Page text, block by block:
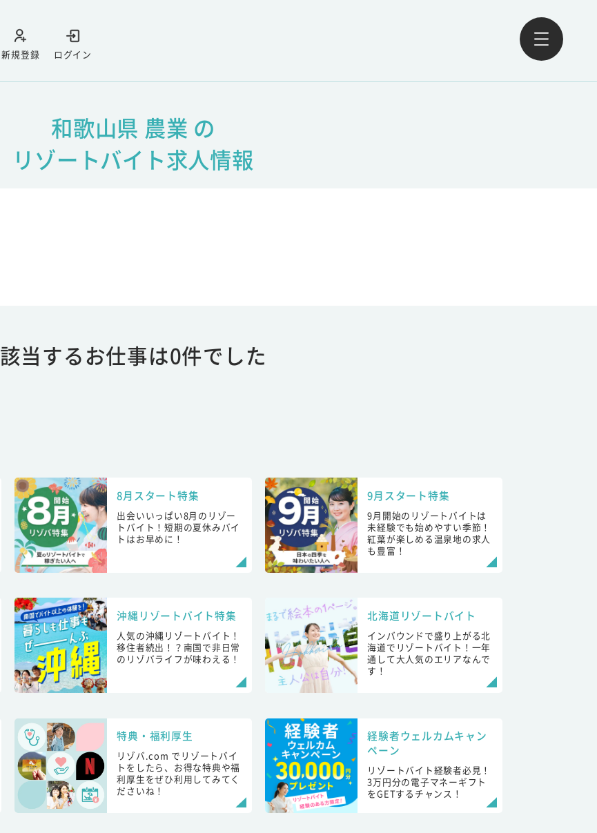
ログイン
新規登録
和歌山県 農業 の
リゾートバイト求人情報
該当するお仕事は0件でした
8月スタート特集
出会いいっぱい8月のリゾー
トバイト！短期の夏休みバイ
トはお早めに！
9月スタート特集
9月開始のリゾートバイトは
未経験でも始めやすい季節！
紅葉が楽しめる温泉地の求人
も豊富！
沖縄リゾートバイト特集
人気の沖縄リゾートバイト！
移住者続出！？南国で非日常
のリゾバライフが味わえる！
北海道リゾートバイト
インバウンドで盛り上がる北
海道でリゾートバイト！一年
通して大人気のエリアなんで
す！
特典・福利厚生
リゾバ.com でリゾートバイ
トをしたら、お得な特典や福
利厚生をぜひ利用してみてく
ださいね！
経験者ウェルカムキャン
ペーン
リゾートバイト経験者必見！
3万円分の電子マネーギフト
をGETするチャンス！